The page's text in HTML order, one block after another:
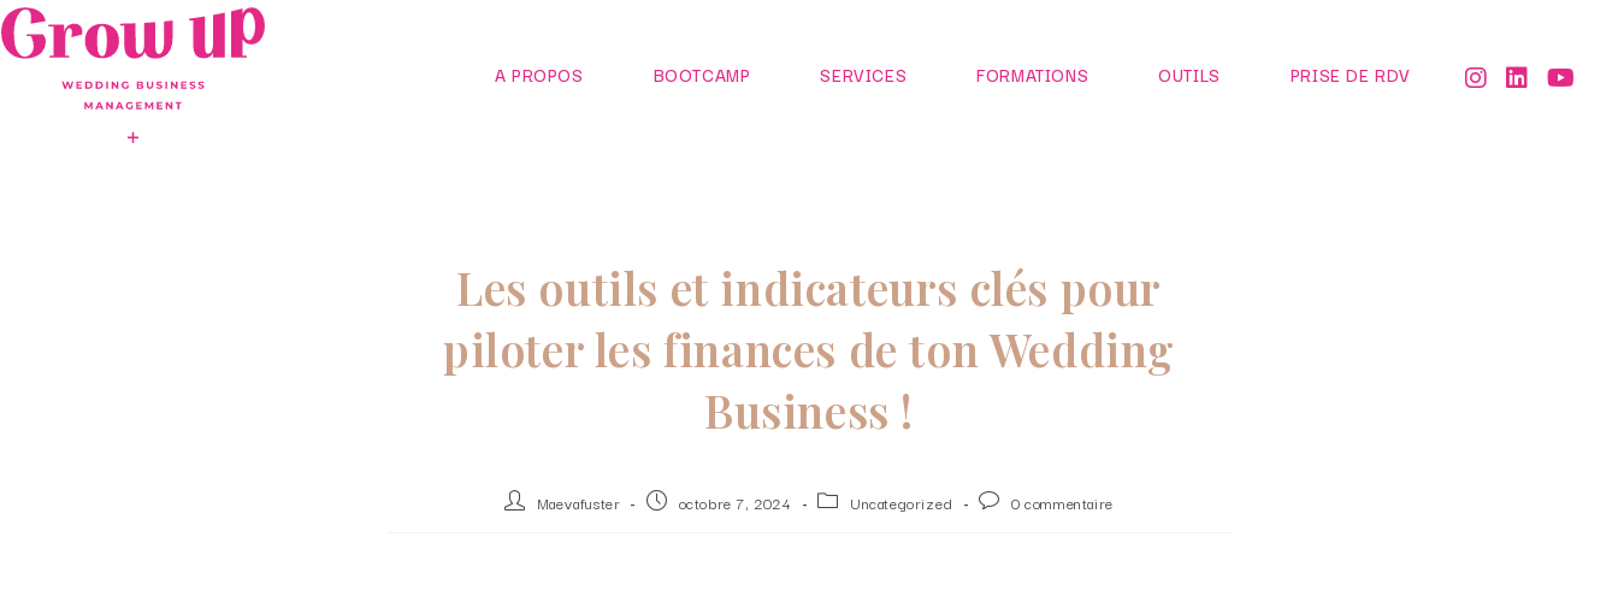
A PROPOS BOOTCAMP SERVICES FORMATIONS OUTILS PRISE DE RDV
Les outils et indicateurs clés pour
piloter les finances de ton Wedding
Business !
Maevafuster octobre 7, 2024 Uncategorized 0 commentaire